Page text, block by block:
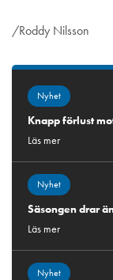
/Roddy Nilsson
Nyhet
Knapp förlust
Läs mer
Nyhet
Säsongen drar
Läs mer
Nyhet